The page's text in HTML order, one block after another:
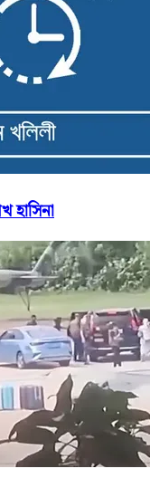
হাসিনা